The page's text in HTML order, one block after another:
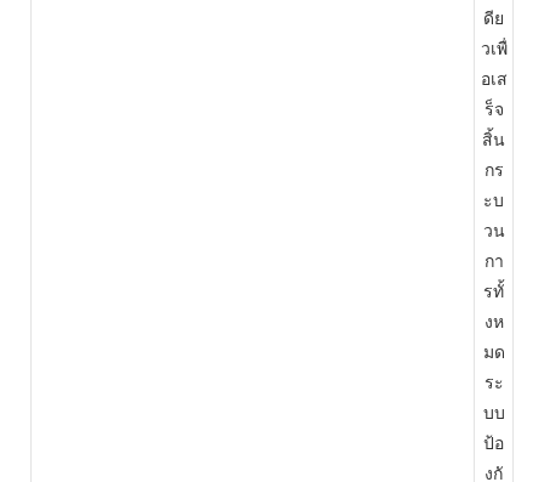
ดีย
วเพื่
อเส
ร็จ
สิ้น
กร
ะบ
วน
กา
รทั้
งห
มด
ระ
บบ
ป้อ
งกั